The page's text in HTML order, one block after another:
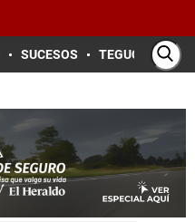
SUCESOS TEGUCIGALPA